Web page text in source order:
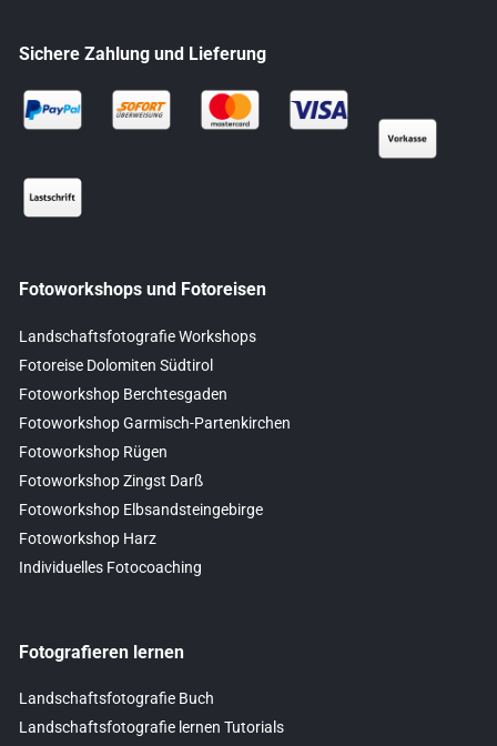
Sichere Zahlung und Lieferung
Fotoworkshops und Fotoreisen
Landschaftsfotografie Workshops
Fotoreise Dolomiten Südtirol
Fotoworkshop Berchtesgaden
Fotoworkshop Garmisch-Partenkirchen
Fotoworkshop Rügen
Fotoworkshop Zingst Darß
Fotoworkshop Elbsandsteingebirge
Fotoworkshop Harz
Individuelles Fotocoaching
Fotografieren lernen
Landschaftsfotografie Buch
Landschaftsfotografie lernen Tutorials